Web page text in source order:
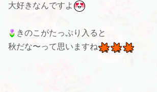
大好きなんですよ
きのこがたっぷり入ると
秋だな〜って思いますね